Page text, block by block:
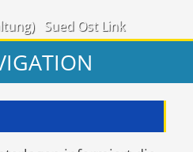
Sued Ost Link